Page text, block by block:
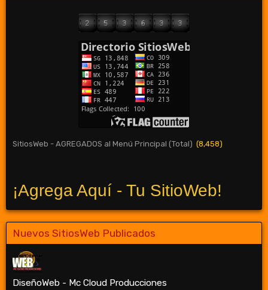
SitiosWeb - AGREGADOS al Menú Principal (Total) (8,458)
¡Agrega Aquí - Tu SitioWeb!
Nuevos SitiosWeb Publicados
DiseñoWeb - Mc Cloud Producciones